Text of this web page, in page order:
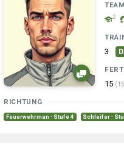
2
3
15
RICHTUNG
Feuerwehrman · Stufe 4 Schleifer ·